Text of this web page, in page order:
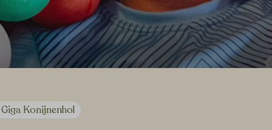
Giga Konijnenhol